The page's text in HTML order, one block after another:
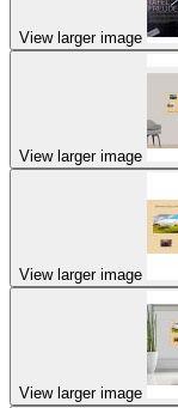
View larger image
View larger image
View larger image
View larger image